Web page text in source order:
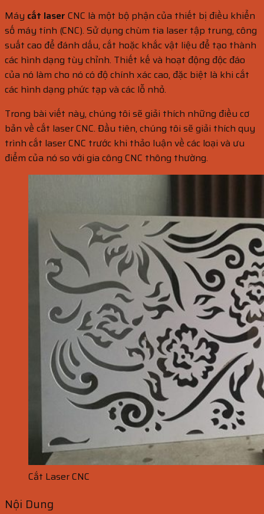
Máy cắt laser CNC là một bộ phận của thiết bị điều khiển
số máy tính (CNC). Sử dụng chùm tia laser tập trung, công
suất cao để đánh dấu, cắt hoặc khắc vật liệu để tạo thành
các hình dạng tùy chỉnh. Thiết kế và hoạt động độc đáo
của nó làm cho nó có độ chính xác cao, đặc biệt là khi cắt
các hình dạng phức tạp và các lỗ nhỏ.
Trong bài viết này, chúng tôi sẽ giải thích những điều cơ
bản về cắt laser CNC. Đầu tiên, chúng tôi sẽ giải thích quy
trình cắt laser CNC trước khi thảo luận về các loại và ưu
điểm của nó so với gia công CNC thông thường.
Cắt Laser CNC
Nội Dung